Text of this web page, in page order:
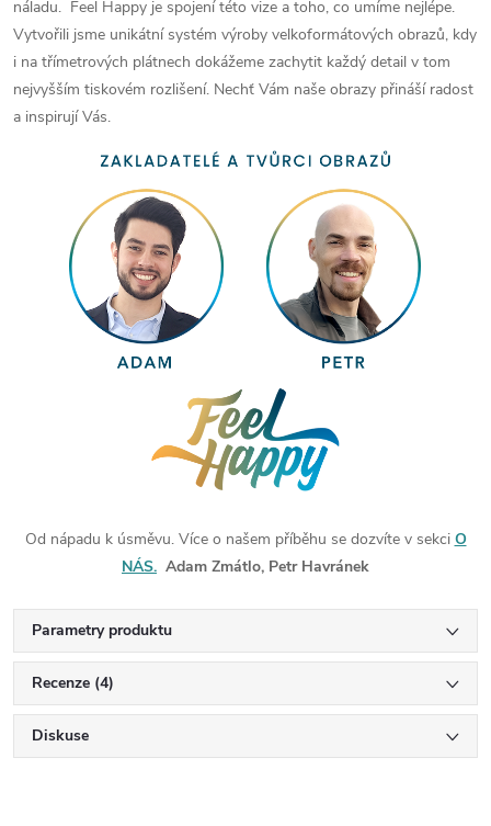
náladu. Feel Happy je spojení této vize a toho, co umíme nejlépe.
Vytvořili jsme unikátní systém výroby velkoformátových obrazů, kdy
i na třímetrových plátnech dokážeme zachytit každý detail v tom
nejvyšším tiskovém rozlišení. Nechť Vám naše obrazy přináší radost
a inspirují Vás.
Od nápadu k úsměvu. Více o našem příběhu se dozvíte v sekci O
NÁS. Adam Zmátlo, Petr Havránek
Parametry produktu
Recenze (4)
Diskuse